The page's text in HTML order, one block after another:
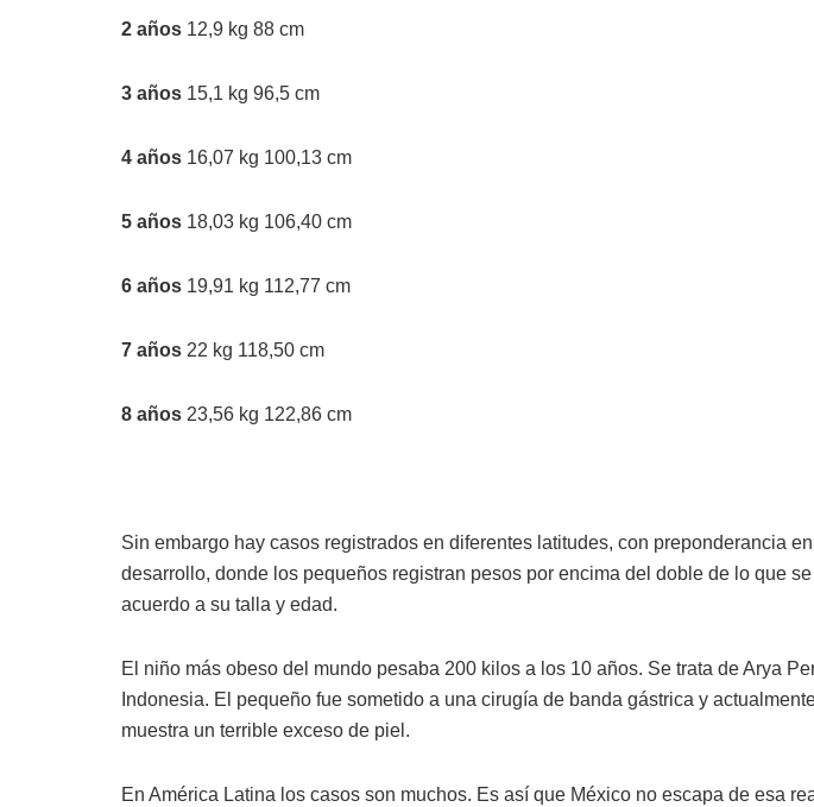
2 años 12,9 kg 88 cm
3 años 15,1 kg 96,5 cm
4 años 16,07 kg 100,13 cm
5 años 18,03 kg 106,40 cm
6 años 19,91 kg 112,77 cm
7 años 22 kg 118,50 cm
8 años 23,56 kg 122,86 cm
Sin embargo hay casos registrados en diferentes latitudes, con preponderancia
desarrollo, donde los pequeños registran pesos por encima del doble de lo que
acuerdo a su talla y edad.
El niño más obeso del mundo pesaba 200 kilos a los 10 años. Se trata de Arya
Indonesia. El pequeño fue sometido a una cirugía de banda gástrica y
muestra un terrible exceso de piel.
En América Latina los casos son muchos. Es así que México no escapa de esa